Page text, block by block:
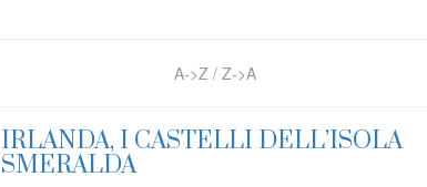
A->Z / Z->A
IRLANDA, I CASTELLI DELL’ISOLA
SMERALDA